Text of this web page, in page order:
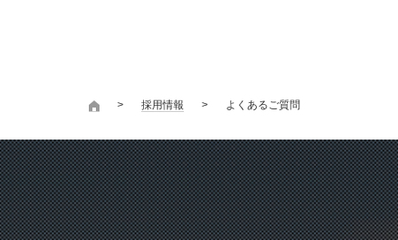
採用情報 よくあるご質問